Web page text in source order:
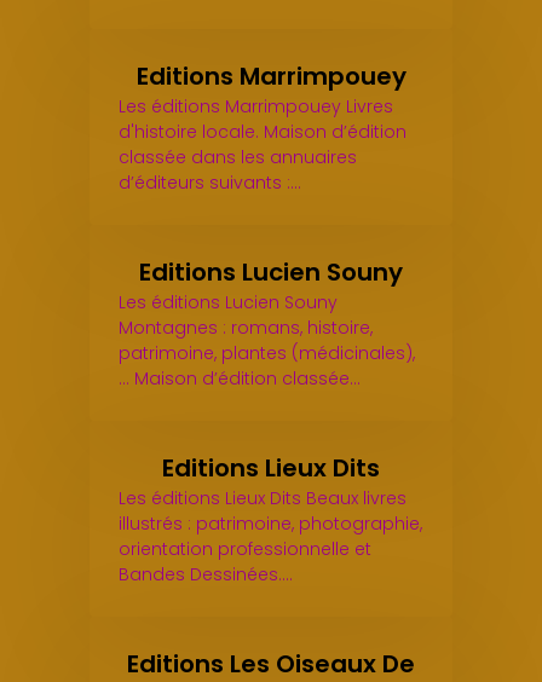
Editions Marrimpouey
Les éditions Marrimpouey Livres
d'histoire locale. Maison d’édition
classée dans les annuaires
d’éditeurs suivants :…
Editions Lucien Souny
Les éditions Lucien Souny
Montagnes : romans, histoire,
patrimoine, plantes (médicinales),
... Maison d’édition classée…
Editions Lieux Dits
Les éditions Lieux Dits Beaux livres
illustrés : patrimoine, photographie,
orientation professionnelle et
Bandes Dessinées.…
Editions Les Oiseaux De